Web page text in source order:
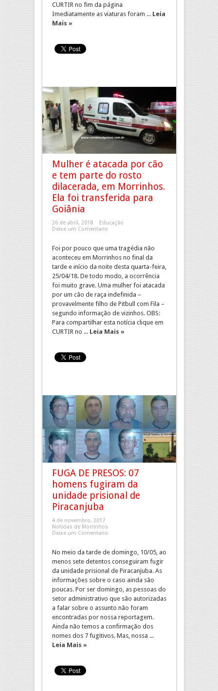
CURTIR no fim da página
Imediatamente as viaturas foram ... Leia
Mais »
Mulher é atacada por cão
e tem parte do rosto
dilacerada, em Morrinhos.
Ela foi transferida para
Goiânia
26 de abril, 2018
Educação
Deixe um Comentario
Foi por pouco que uma tragédia não
aconteceu em Morrinhos no final da
tarde e início da noite desta quarta-feira,
25/04/18. De todo modo, a ocorrência
foi muito grave. Uma mulher foi atacada
por um cão de raça indefinida –
provavelmente filho de Pitbull com Fila –
segundo informação de vizinhos. OBS:
Para compartilhar esta notícia clique em
CURTIR no ... Leia Mais »
FUGA DE PRESOS: 07
homens fugiram da
unidade prisional de
Piracanjuba
4 de novembro, 2017
Notícias de Morrinhos
Deixe um Comentario
No meio da tarde de domingo, 10/05, ao
menos sete detentos conseguiram fugir
da unidade prisional de Piracanjuba. As
informações sobre o caso ainda são
poucas. Por ser domingo, as pessoas do
setor administrativo que são autorizadas
a falar sobre o assunto não foram
encontradas por nossa reportagem.
Ainda não temos a confirmação dos
nomes dos 7 fugitivos. Mas, nossa ...
Leia Mais »